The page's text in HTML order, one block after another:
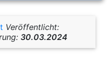
Veröffentlicht:
30.03.2024